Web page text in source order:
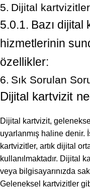
Dijital
Bazı dijital
hizmetlerinin
özellikler:
Sık Sorulan
Dijital kartvizit
Dijital kartvizit,
uyarlanmış haline denir.
kartvizitler, artık dijital
kullanılmaktadır. Dijital
veya bilgisayarınızda
Geleneksel kartvizitler